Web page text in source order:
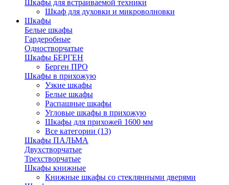
Шкафы для встраиваемой техники
Шкаф для духовки и микроволновки
Шкафы
Белые шкафы
Гардеробные
Одностворчатые
Шкафы БЕРГЕН
Берген ПРО
Шкафы в прихожую
Узкие шкафы
Белые шкафы
Распашные шкафы
Угловые шкафы в прихожую
Шкафы для прихожей 1600 мм
Все категории (13)
Шкафы ПАЛЬМА
Двухстворчатые
Трехстворчатые
Шкафы книжные
Книжные шкафы со стеклянными дверями